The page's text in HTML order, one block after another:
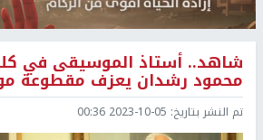
شاهد.. أستاذ الموسيقى في
محمود رشدان يعزف مقطوعة
تم النشر بتاريخ: 2023-10-05 00:36